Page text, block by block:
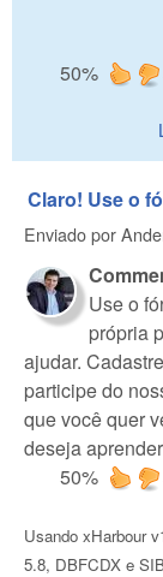
50%
Claro! Use o
Enviado por
Use o
própria
ajudar.
participe do
que você quer
deseja
50%
Usando xHarbour
5.8, DBFCDX e